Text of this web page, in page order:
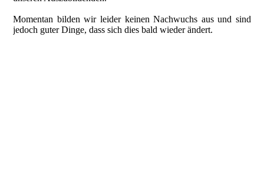
Momentan bilden wir leider keinen Nachwuchs aus und sind
jedoch guter Dinge, dass sich dies bald wieder ändert.